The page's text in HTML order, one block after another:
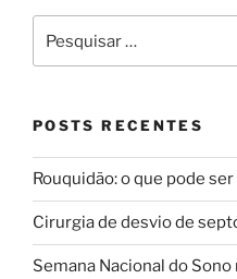
por:
POSTS RECENTES
Rouquidão: o que pode
Cirurgia de desvio de
Semana Nacional do Sono